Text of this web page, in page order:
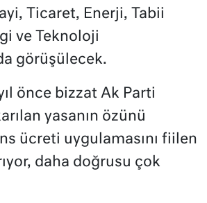
Ticaret, Enerji, Tabii
ve Teknoloji
görüşülecek.
önce bizzat Ak Parti
yasanın özünü
ücreti uygulamasını fiilen
daha doğrusu çok